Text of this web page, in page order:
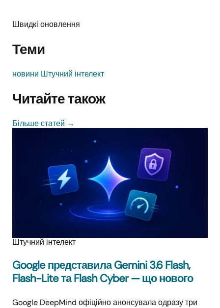
Швидкі оновлення
Теми
новини Штучний інтелект
Читайте також
Більше статей →
Штучний інтелект
Google представила Gemini 3.6 Flash,
Flash-Lite та Flash Cyber — що нового
Google DeepMind офіційно анонсувала одразу три